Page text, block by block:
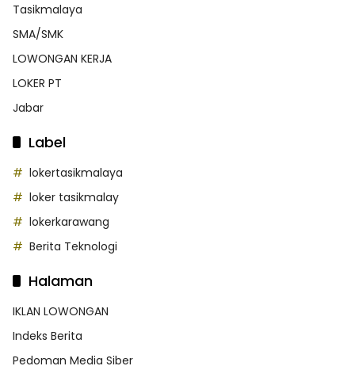
Tasikmalaya
SMA/SMK
LOWONGAN KERJA
LOKER PT
Jabar
Label
lokertasikmalaya
loker tasikmalay
lokerkarawang
Berita Teknologi
Halaman
IKLAN LOWONGAN
Indeks Berita
Pedoman Media Siber